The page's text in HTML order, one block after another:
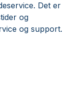
Det er
og
og support.